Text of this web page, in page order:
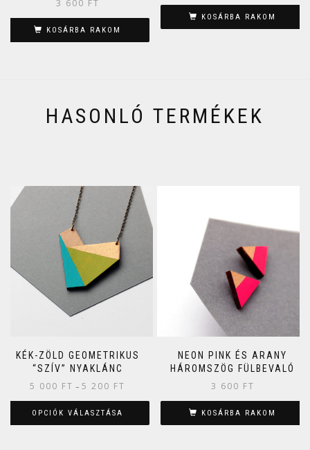
3 600 FT
KOSÁRBA RAKOM
KOSÁRBA RAKOM
HASONLÓ TERMÉKEK
KÉK-ZÖLD GEOMETRIKUS
“SZÍV” NYAKLÁNC
5 000 FT – 5 200 FT
OPCIÓK VÁLASZTÁSA
NEON PINK ÉS ARANY
HÁROMSZÖG FÜLBEVALÓ
3 600 FT
KOSÁRBA RAKOM